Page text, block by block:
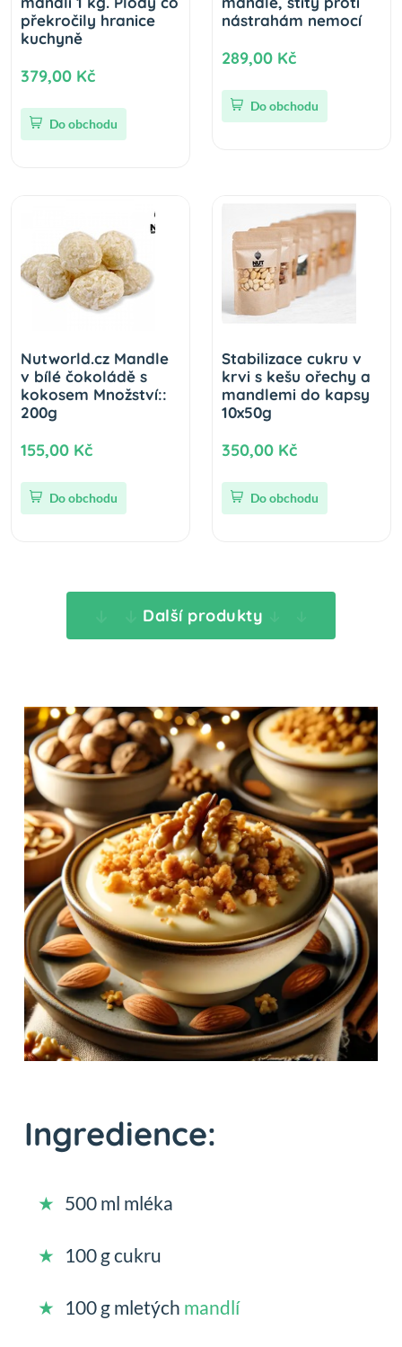
překročily hranice
kuchyně
379,00 Kč
Do obchodu
nástrahám nemocí
289,00 Kč
Do obchodu
Nutworld.cz Mandle
v bílé čokoládě s
kokosem Množství::
200g
155,00 Kč
Do obchodu
Stabilizace cukru v
krvi s kešu ořechy a
mandlemi do kapsy
10x50g
350,00 Kč
Do obchodu
Další produkty
Ingredience:
500 ml mléka
100 g cukru
100 g mletých mandlí